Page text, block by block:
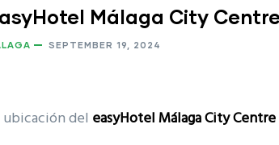
Málaga City Centre
SEPTEMBER 19, 2024
ubicación del easyHotel Málaga City Centre